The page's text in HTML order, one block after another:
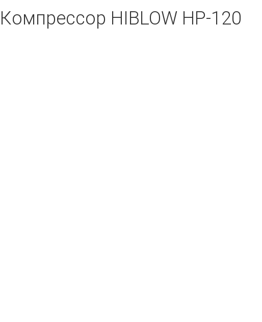
Компрессор HIBLOW HP-120